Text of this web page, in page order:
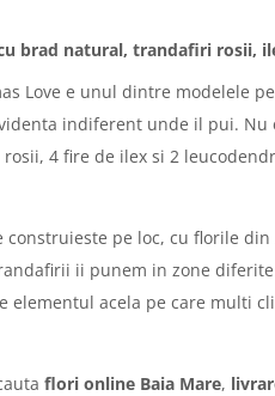
brad natural, trandafiri rosii,
Love e unul dintre modelele
indiferent unde il pui. Nu
4 fire de ilex si 2
construieste pe loc, cu florile
ii punem in zone
elementul acela pe care multi
flori online Baia Mare,